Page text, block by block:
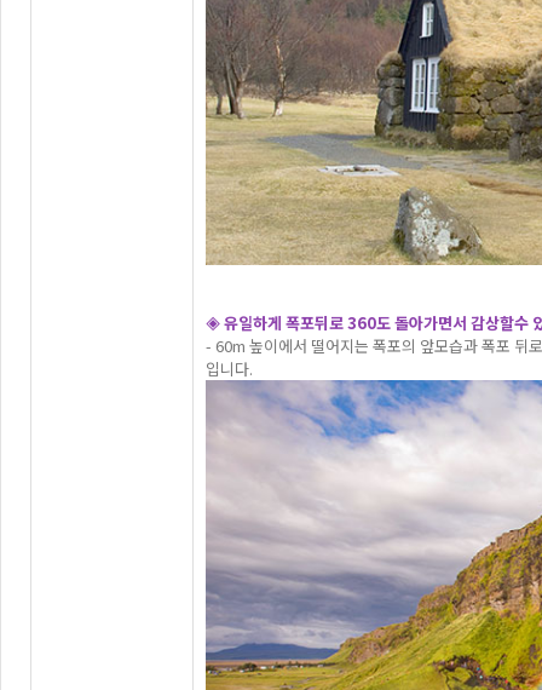
◈ 유일하게 폭포뒤로 360도 돌아가면서 감상할수
- 60m 높이에서 떨어지는 폭포의 앞모습과 폭포 뒤
입니다.